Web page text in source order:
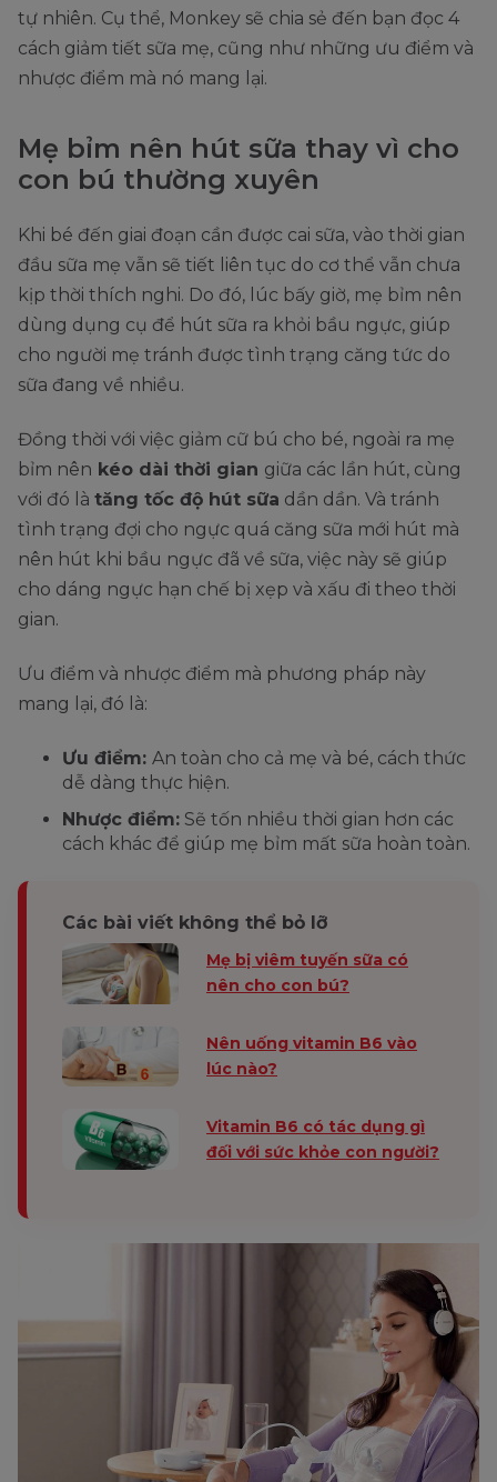
tự nhiên. Cụ thể, Monkey sẽ chia sẻ đến bạn đọc 4
cách giảm tiết sữa mẹ, cũng như những ưu điểm và
nhược điểm mà nó mang lại.
Mẹ bỉm nên hút sữa thay vì cho
con bú thường xuyên
Khi bé đến giai đoạn cần được cai sữa, vào thời gian
đầu sữa mẹ vẫn sẽ tiết liên tục do cơ thể vẫn chưa
kịp thời thích nghi. Do đó, lúc bấy giờ, mẹ bỉm nên
dùng dụng cụ để hút sữa ra khỏi bầu ngực, giúp
cho người mẹ tránh được tình trạng căng tức do
sữa đang về nhiều.
Đồng thời với việc giảm cữ bú cho bé, ngoài ra mẹ
bỉm nên kéo dài thời gian giữa các lần hút, cùng
với đó là tăng tốc độ hút sữa dần dần. Và tránh
tình trạng đợi cho ngực quá căng sữa mới hút mà
nên hút khi bầu ngực đã về sữa, việc này sẽ giúp
cho dáng ngực hạn chế bị xẹp và xấu đi theo thời
gian.
Ưu điểm và nhược điểm mà phương pháp này
mang lại, đó là:
Ưu điểm: An toàn cho cả mẹ và bé, cách thức
dễ dàng thực hiện.
Nhược điểm: Sẽ tốn nhiều thời gian hơn các
cách khác để giúp mẹ bỉm mất sữa hoàn toàn.
Các bài viết không thể bỏ lỡ
Mẹ bị viêm tuyến sữa có
nên cho con bú?
Nên uống vitamin B6 vào
lúc nào?
Vitamin B6 có tác dụng gì
đối với sức khỏe con người?